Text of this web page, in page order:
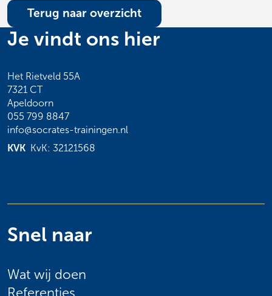
Terug naar overzicht
Snel naar
Wat wij doen
Referenties
Je vindt ons hier
Het Rietveld 55A
7321 CT
Apeldoorn
055 799 8847
info@socrates-trainingen.nl
KVK KvK: 32121568